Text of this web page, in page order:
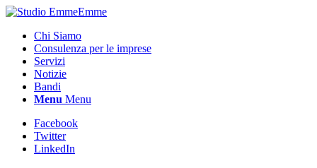
Chi Siamo
Consulenza per le imprese
Servizi
Notizie
Bandi
Menu Menu
Facebook
Twitter
LinkedIn